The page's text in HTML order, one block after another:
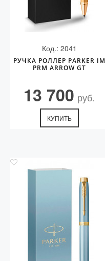
Код.: 2041
РУЧКА РОЛЛЕР PARKER IM
PRM ARROW GT
13 700 руб.
КУПИТЬ